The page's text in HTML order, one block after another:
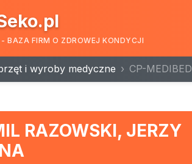
BAZA FIRM O ZDROWEJ KONDYCJI
i wyroby medyczne CP-MEDIBED
RAZOWSKI, JERZY